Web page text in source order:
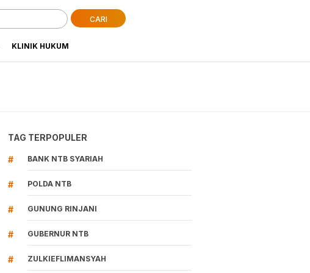
CARI
KLINIK HUKUM
TAG TERPOPULER
# BANK NTB SYARIAH
# POLDA NTB
# GUNUNG RINJANI
# GUBERNUR NTB
# ZULKIEFLIMANSYAH